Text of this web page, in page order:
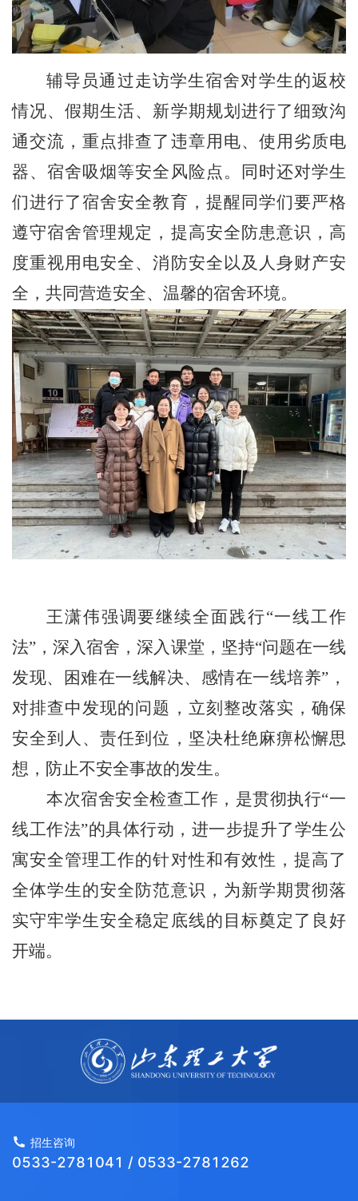
辅导员通过走访学生宿舍对学生的返校
情况、假期生活、新学期规划进行了细致沟
通交流，重点排查了违章用电、使用劣质电
器、宿舍吸烟等安全风险点。同时还对学生
们进行了宿舍安全教育，提醒同学们要严格
遵守宿舍管理规定，提高安全防患意识，高
度重视用电安全、消防安全以及人身财产安
全，共同营造安全、温馨的宿舍环境。
王潇伟强调要继续全面践行“一线工作
法”，深入宿舍，深入课堂，坚持“问题在一线
发现、困难在一线解决、感情在一线培养”，
对排查中发现的问题，立刻整改落实，确保
安全到人、责任到位，坚决杜绝麻痹松懈思
想，防止不安全事故的发生。
本次宿舍安全检查工作，是贯彻执行“一
线工作法”的具体行动，进一步提升了学生公
寓安全管理工作的针对性和有效性，提高了
全体学生的安全防范意识，为新学期贯彻落
实守牢学生安全稳定底线的目标奠定了良好
开端。
招生咨询
0533-2781041 / 0533-2781262